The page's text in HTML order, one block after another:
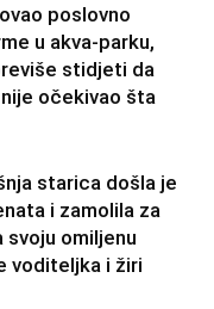
poslovno
u akva-parku,
stidjeti da
očekivao šta
starica došla je
i zamolila za
svoju omiljenu
voditeljka i žiri